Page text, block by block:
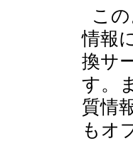
こ
情報
換サ
す。
質情
もオ